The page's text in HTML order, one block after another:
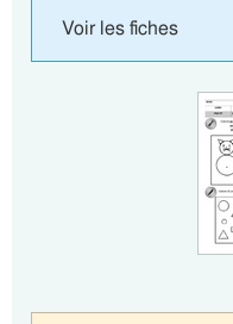
Voir les fiches